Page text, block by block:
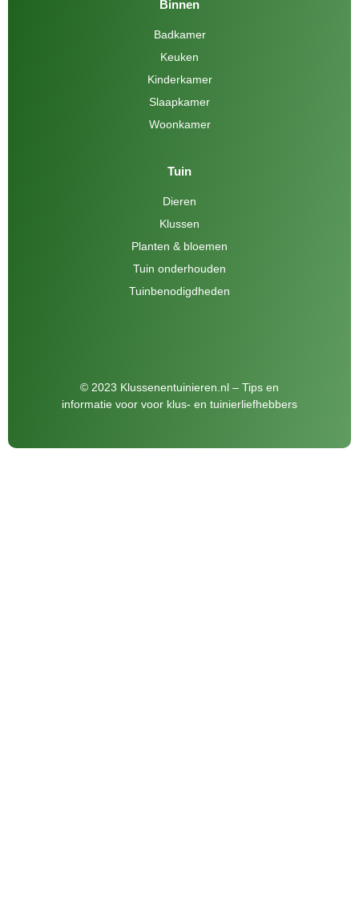
Binnen
Badkamer
Keuken
Kinderkamer
Slaapkamer
Woonkamer
Tuin
Dieren
Klussen
Planten & bloemen
Tuin onderhouden
Tuinbenodigdheden
© 2023 Klussenentuinieren.nl – Tips en
informatie voor voor klus- en tuinierliefhebbers